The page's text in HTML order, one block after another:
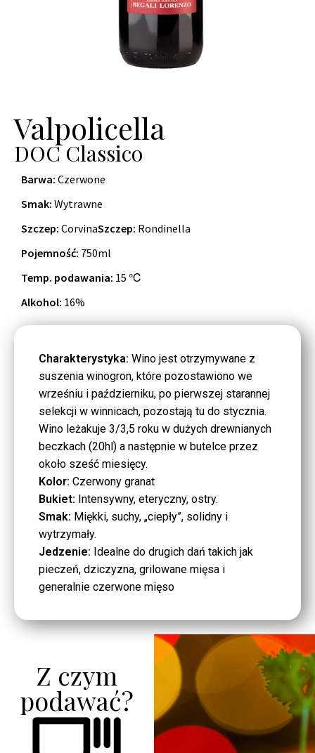
Valpolicella
DOC Classico
Barwa: Czerwone
Smak: Wytrawne
Szczep: CorvinaSzczep: Rondinella
Pojemność: 750ml
Temp. podawania: 15 ℃
Alkohol: 16%
Charakterystyka: Wino jest otrzymywane z
suszenia winogron, które pozostawiono we
wrześniu i październiku, po pierwszej starannej
selekcji w winnicach, pozostają tu do stycznia.
Wino leżakuje 3/3,5 roku w dużych drewnianych
beczkach (20hl) a następnie w butelce przez
około sześć miesięcy.
Kolor: Czerwony granat
Bukiet: Intensywny, eteryczny, ostry.
Smak: Miękki, suchy, „ciepły”, solidny i
wytrzymały.
Jedzenie: Idealne do drugich dań takich jak
pieczeń, dziczyzna, grilowane mięsa i
generalnie czerwone mięso
Z czym
podawać?